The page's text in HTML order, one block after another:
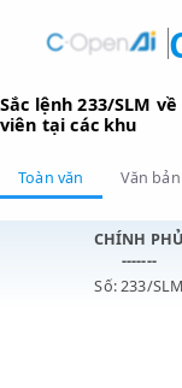
Sắc lệnh 233/
viên tại các khu
Toàn văn
CHÍNH
-------